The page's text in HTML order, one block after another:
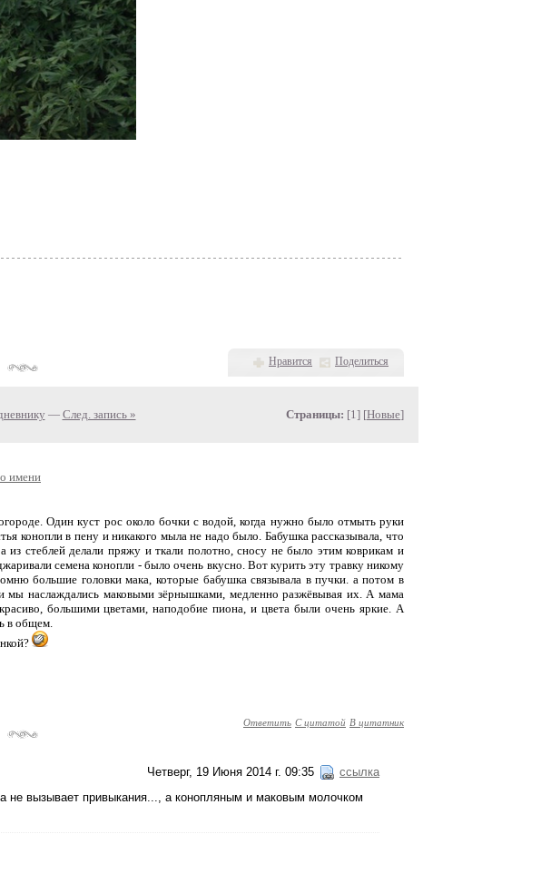
Нравится Поделиться
— След. запись » Страницы: [1] [Новые]
имени
Один куст рос около бочки с водой, когда нужно было отмыть руки
конопли в пену и никакого мыла не надо было. Бабушка рассказывала, что
из стеблей делали пряжу и ткали полотно, сносу не было этим коврикам и
семена конопли - было очень вкусно. Вот курить эту травку никому
большие головки мака, которые бабушка связывала в пучки. а потом в
мы наслаждались маковыми зёрнышками, медленно разжёвывая их. А мама
большими цветами, наподобие пиона, и цвета были очень яркие. А
в общем.
Ответить С цитатой В цитатник
Четверг, 19 Июня 2014 г. 09:35 ссылка
не вызывает привыкания..., а конопляным и маковым молочком